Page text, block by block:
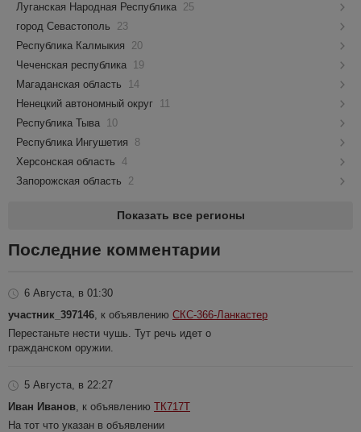
Луганская Народная Республика 25
город Севастополь
23
Республика Калмыкия
20
Чеченская республика 19
Магаданская область
14
Ненецкий автономный округ 11
Республика Тыва 10
Республика Ингушетия
8
Херсонская область 4
Запорожская область
2
Показать все регионы
Последние комментарии
6 Августа, в 01:30
участник_397146 , к объявлению СКС-366-Ланкастер
Перестаньте нести чушь. Тут речь идет о
гражданском оружии.
5 Августа, в 22:27
Иван Иванов , к объявлению ТК717Т
На тот что указан в объявлении